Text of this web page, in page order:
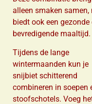
alleen smaken samen,
biedt ook een gezonde
bevredigende maaltijd.
Tijdens de lange
wintermaanden kun je
snijbiet schitterend
combineren in soepen
stoofschotels. Voeg